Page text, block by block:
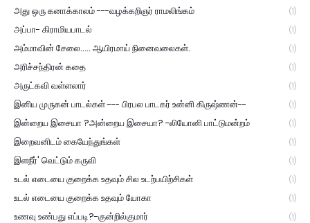
அது ஒரு கனாக்காலம் ---வழக்கறிஞர் ராமலிங்கம் (1)
அப்பா- கிராமியபாடல் (1)
அம்மாவின் சேலை..... ஆயிரமாய் நினைவலைகள். (1)
அரிச்சந்திரன் கதை (1)
அருட்கவி வள்ளலார் (1)
இனிய முருகன் பாடல்கள் --- பிரபல பாடகர் உன்னி கிருஷ்ணன்-- (1)
இன்றைய இசையா ?அன்றைய இசையா? -லியோனி பாட்டுமன்றம் (1)
இறைவனிடம் கையேந்துங்கள் (1)
இளநீர்' வெட்டும் கருவி (1)
உடல் எடையை குறைக்க உதவும் சில உடற்பயிற்சிகள் (1)
உடல் எடையை குறைக்க உதவும் யோகா (1)
உணவு உண்பது எப்படி?-குன்றில்குமார் (1)